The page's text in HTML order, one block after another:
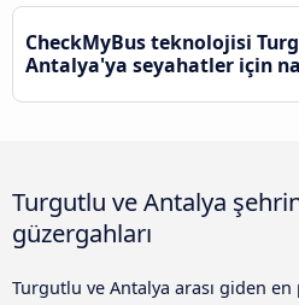
CheckMyBus teknolojisi
Antalya'ya seyahatler için
Turgutlu ve Antalya
güzergahları
Turgutlu ve Antalya arası giden